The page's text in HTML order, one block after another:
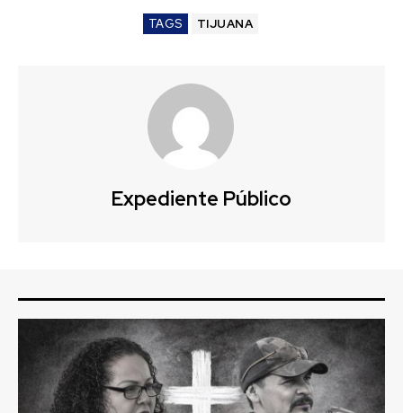
TAGS TIJUANA
Expediente Público